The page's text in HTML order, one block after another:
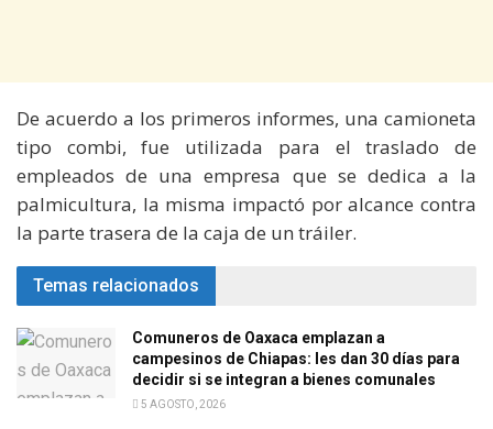
De acuerdo a los primeros informes, una camioneta
tipo combi, fue utilizada para el traslado de
empleados de una empresa que se dedica a la
palmicultura, la misma impactó por alcance contra
la parte trasera de la caja de un tráiler.
Temas relacionados
Comuneros de Oaxaca emplazan a
campesinos de Chiapas: les dan 30 días para
decidir si se integran a bienes comunales
5 AGOSTO, 2026